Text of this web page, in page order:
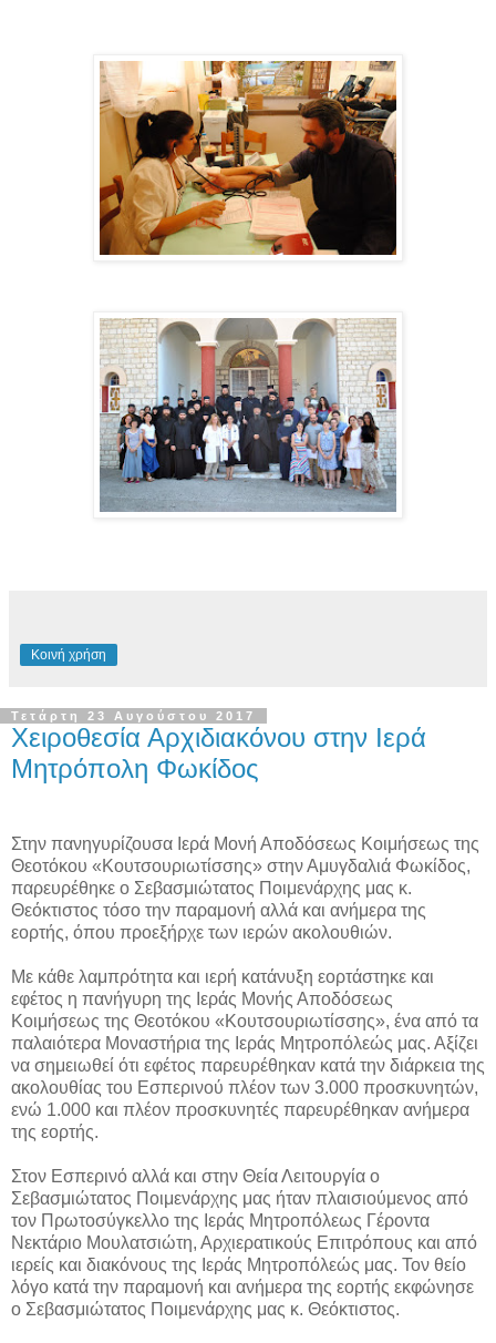
Κοινή χρήση
Τετάρτη 23 Αυγούστου 2017
Χειροθεσία Αρχιδιακόνου στην Ιερά
Μητρόπολη Φωκίδος
Στην πανηγυρίζουσα Ιερά Μονή Αποδόσεως Κοιμήσεως της
Θεοτόκου «Κουτσουριωτίσσης» στην Αμυγδαλιά Φωκίδος,
παρευρέθηκε ο Σεβασμιώτατος Ποιμενάρχης μας κ.
Θεόκτιστος τόσο την παραμονή αλλά και ανήμερα της
εορτής, όπου προεξήρχε των ιερών ακολουθιών.
Με κάθε λαμπρότητα και ιερή κατάνυξη εορτάστηκε και
εφέτος η πανήγυρη της Ιεράς Μονής Αποδόσεως
Κοιμήσεως της Θεοτόκου «Κουτσουριωτίσσης», ένα από τα
παλαιότερα Μοναστήρια της Ιεράς Μητροπόλεώς μας. Αξίζει
να σημειωθεί ότι εφέτος παρευρέθηκαν κατά την διάρκεια της
ακολουθίας του Εσπερινού πλέον των 3.000 προσκυνητών,
ενώ 1.000 και πλέον προσκυνητές παρευρέθηκαν ανήμερα
της εορτής.
Στον Εσπερινό αλλά και στην Θεία Λειτουργία ο
Σεβασμιώτατος Ποιμενάρχης μας ήταν πλαισιούμενος από
τον Πρωτοσύγκελλο της Ιεράς Μητροπόλεως Γέροντα
Νεκτάριο Μουλατσιώτη, Αρχιερατικούς Επιτρόπους και από
ιερείς και διακόνους της Ιεράς Μητροπόλεώς μας. Τον θείο
λόγο κατά την παραμονή και ανήμερα της εορτής εκφώνησε
ο Σεβασμιώτατος Ποιμενάρχης μας κ. Θεόκτιστος.